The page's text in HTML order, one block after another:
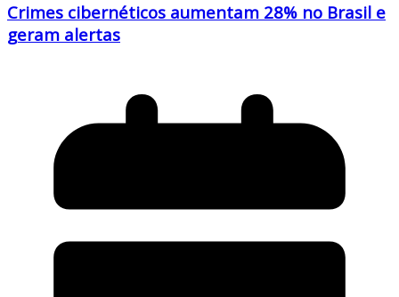
Crimes cibernéticos aumentam 28% no Brasil e
geram alertas